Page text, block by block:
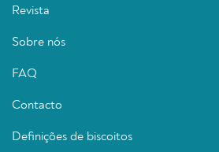
Revista
Sobre nós
FAQ
Contacto
Definições de biscoitos